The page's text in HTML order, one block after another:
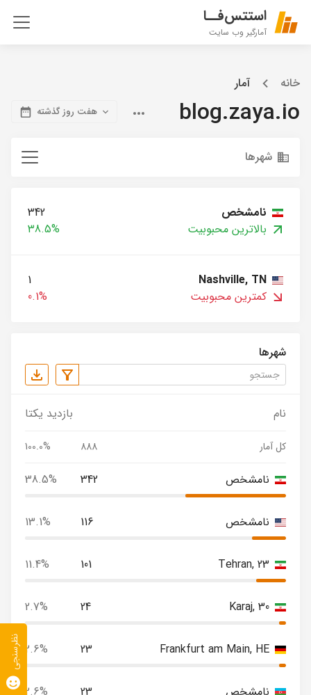
استتس‌فــا
آمارگیر وب سایت
خانه آمار
blog.zaya.io هفت روز گذشته
شهرها
نامشخص
342
بالاترین محبوبیت
38.5%
Nashville, TN
1
کمترین محبوبیت
0.1%
شهرها
نام بازدید یکتا
کل آمار 888
100.0%
نامشخص 342
38.5%
نامشخص 116
13.1%
Tehran, 23
101
11.4%
Karaj, 30
24
2.7%
Frankfurt am Main, HE
23
2.6% نظرسنجی